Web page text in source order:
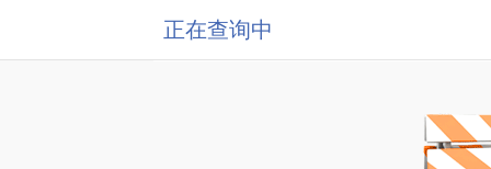
正在查询中